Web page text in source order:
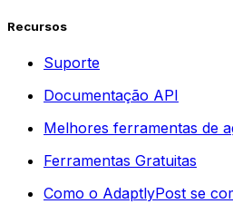
Recursos
Suporte
Documentação API
Melhores ferramentas de
Ferramentas Gratuitas
Como o AdaptlyPost se